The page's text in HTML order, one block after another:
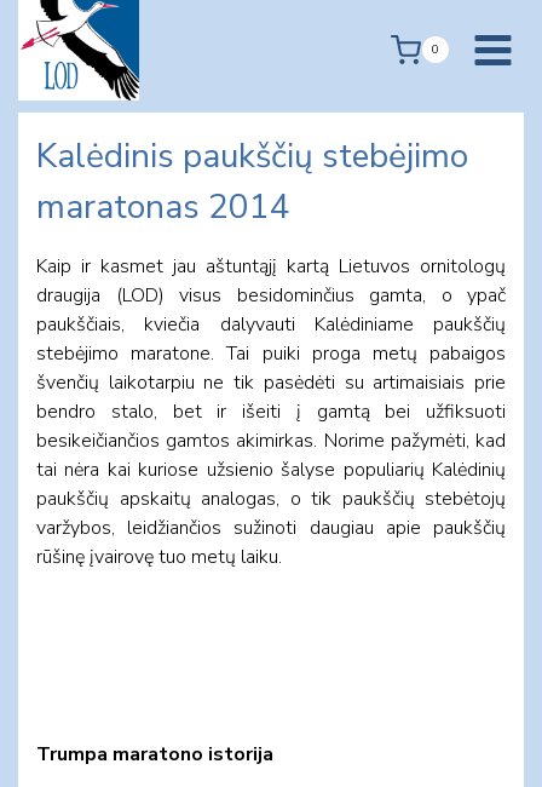
content
0
Kalėdinis paukščių stebėjimo
maratonas 2014
Kaip ir kasmet jau aštuntąjį kartą Lietuvos ornitologų
draugija (LOD) visus besidominčius gamta, o ypač
paukščiais, kviečia dalyvauti Kalėdiniame paukščių
stebėjimo maratone. Tai puiki proga metų pabaigos
švenčių laikotarpiu ne tik pasėdėti su artimaisiais prie
bendro stalo, bet ir išeiti į gamtą bei užfiksuoti
besikeičiančios gamtos akimirkas. Norime pažymėti, kad
tai nėra kai kuriose užsienio šalyse populiarių Kalėdinių
paukščių apskaitų analogas, o tik paukščių stebėtojų
varžybos, leidžiančios sužinoti daugiau apie paukščių
rūšinę įvairovę tuo metų laiku.
Trumpa maratono istorija